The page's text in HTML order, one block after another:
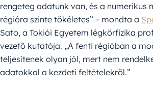
rengeteg adatunk van, és a numerikus
régióra szinte tökéletes” – mondta a
Sato, a Tokiói Egyetem légkörfizika
vezető kutatója. „A fenti régióban a
teljesítenek olyan jól, mert nem
adatokkal a kezdeti feltételekről.”